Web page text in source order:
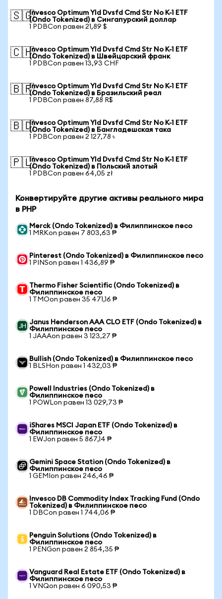
🇸🇬Invesco Optimum Yld Dvsfd Cmd Str No K-1 ETF
(Ondo Tokenized) в Сингапурский доллар
1 PDBCon равен 21,89 $
🇨🇭Invesco Optimum Yld Dvsfd Cmd Str No K-1 ETF
(Ondo Tokenized) в Швейцарский франк
1 PDBCon равен 13,93 CHF
🇧🇷Invesco Optimum Yld Dvsfd Cmd Str No K-1 ETF
(Ondo Tokenized) в Бразильский реал
1 PDBCon равен 87,88 R$
🇧🇩Invesco Optimum Yld Dvsfd Cmd Str No K-1 ETF
(Ondo Tokenized) в Бангладешская така
1 PDBCon равен 2 127,78 ৳
🇵🇱Invesco Optimum Yld Dvsfd Cmd Str No K-1 ETF
(Ondo Tokenized) в Польский злотый
1 PDBCon равен 64,05 zł
Конвертируйте другие активы реального мира
в PHP
Merck (Ondo Tokenized) в Филиппинское песо
1 MRKon равен 7 803,63 ₱
Pinterest (Ondo Tokenized) в Филиппинское песо
1 PINSon равен 1 436,89 ₱
Thermo Fisher Scientific (Ondo Tokenized) в
Филиппинское песо
1 TMOon равен 35 471,16 ₱
Janus Henderson AAA CLO ETF (Ondo Tokenized) в
Филиппинское песо
1 JAAAon равен 3 123,27 ₱
Bullish (Ondo Tokenized) в Филиппинское песо
1 BLSHon равен 1 432,03 ₱
Powell Industries (Ondo Tokenized) в
Филиппинское песо
1 POWLon равен 13 029,73 ₱
iShares MSCI Japan ETF (Ondo Tokenized) в
Филиппинское песо
1 EWJon равен 5 867,14 ₱
Gemini Space Station (Ondo Tokenized) в
Филиппинское песо
1 GEMIon равен 246,46 ₱
Invesco DB Commodity Index Tracking Fund (Ondo
Tokenized) в Филиппинское песо
1 DBCon равен 1 744,06 ₱
Penguin Solutions (Ondo Tokenized) в
Филиппинское песо
1 PENGon равен 2 854,35 ₱
Vanguard Real Estate ETF (Ondo Tokenized) в
Филиппинское песо
1 VNQon равен 6 090,53 ₱